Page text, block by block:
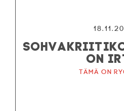
ON
Tämä on